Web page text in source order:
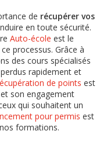
de récupérer vos
en toute sécurité.
Auto-école est le
processus. Grâce à
des cours spécialisés
rapidement et
de points est
son engagement
qui souhaitent un
pour permis est
formations.